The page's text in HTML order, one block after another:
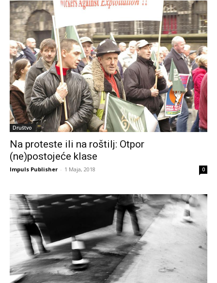
Društvo
Na proteste ili na roštilj: Otpor
(ne)postojeće klase
Impuls Publisher - 1 Maja, 2018 0